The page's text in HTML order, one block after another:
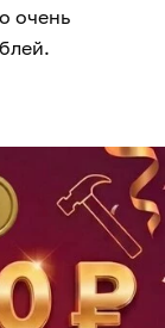
очень